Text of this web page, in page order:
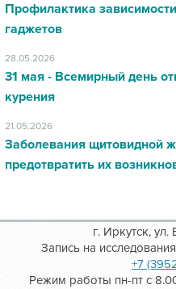
Профилактика
гаджетов
28.05.2026
31 мая - Всемирный день
курения
21.05.2026
Заболевания щитовидной
предотвратить их
г. Иркутск, ул.
Запись на
+7
Режим работы пн-пт с